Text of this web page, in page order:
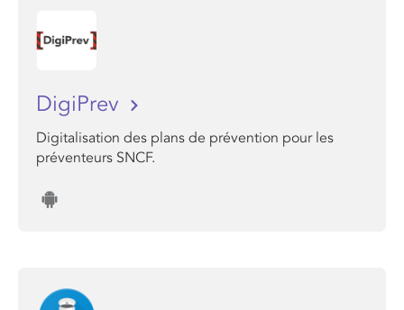
DigiPrev
Digitalisation des plans de prévention pour les
préventeurs SNCF.